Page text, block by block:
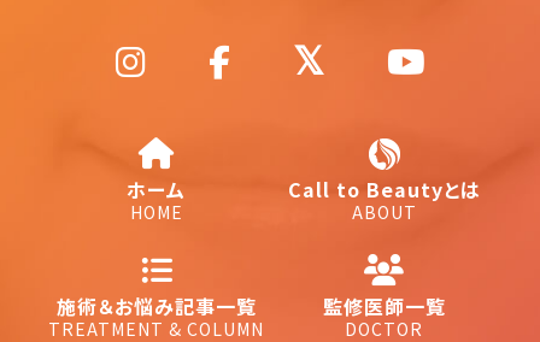
ホーム
HOME
Call to Beautyとは
ABOUT
施術＆お悩み記事一覧
TREATMENT & COLUMN
監修医師一覧
DOCTOR